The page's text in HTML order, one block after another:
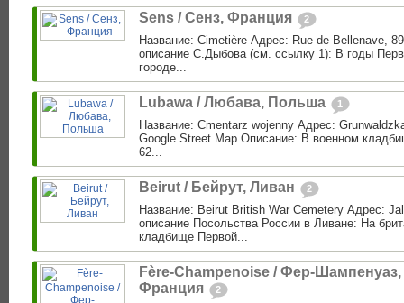
Sens / Сенз, Франция 2
Название: Cimetière Адрес: Rue de Bellenave,
описание С.Дыбова (см. ссылку 1): В годы
городе...
Lubawa / Любава, Польша 1
Название: Cmentarz wojenny Адрес:
Google Street Map Описание: В военном
62...
Beirut / Бейрут, Ливан 2
Название: Beirut British War Cemetery Адрес:
описание Посольства России в Ливане: На
кладбище Первой...
Fère-Champenoise / Фер-Шампенуаз,
Франция
2